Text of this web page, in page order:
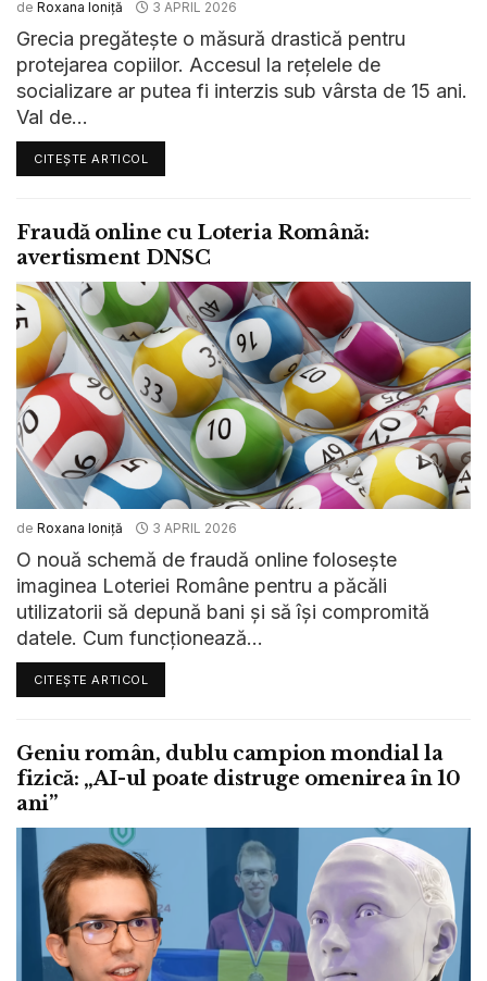
de Roxana Ioniță 3 APRIL 2026
Grecia pregătește o măsură drastică pentru
protejarea copiilor. Accesul la rețelele de
socializare ar putea fi interzis sub vârsta de 15 ani.
Val de...
CITEȘTE ARTICOL
Fraudă online cu Loteria Română:
avertisment DNSC
de Roxana Ioniță 3 APRIL 2026
O nouă schemă de fraudă online folosește
imaginea Loteriei Române pentru a păcăli
utilizatorii să depună bani și să își compromită
datele. Cum funcționează...
CITEȘTE ARTICOL
Geniu român, dublu campion mondial la
fizică: „AI-ul poate distruge omenirea în 10
ani”